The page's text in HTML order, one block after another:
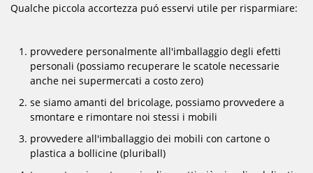
Qualche piccola accortezza puó esservi utile per risparmiare:
provvedere personalmente all'imballaggio degli efetti
personali (possiamo recuperare le scatole necessarie
anche nei supermercati a costo zero)
se siamo amanti del bricolage, possiamo provvedere a
smontare e rimontare noi stessi i mobili
provvedere all'imballaggio dei mobili con cartone o
plastica a bollicine (pluriball)